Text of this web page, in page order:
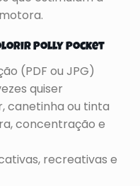
Polly Pocket
(PDF ou JPG)
quiser
canetinha ou tinta
concentração e
recreativas e